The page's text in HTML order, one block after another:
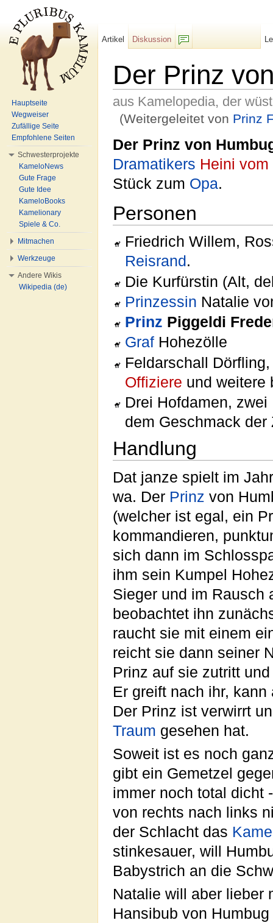
Der Prinz
aus Kamelopedia, der
(Weitergeleitet von Prinz
Der Prinz von
Dramatikers Heini
Stück zum Opa.
Personen
Friedrich Willem,
Reisrand .
Die Kurfürstin (Alt,
Prinzessin Natalie
Prinz Piggeldi
Graf Hohezölle
Feldarschall
Offiziere und
Drei Hofdamen, zwei
dem Geschmack der
Handlung
Dat janze spielt im
wa. Der Prinz von
(welcher ist egal, ein
kommandieren,
sich dann im
ihm sein Kumpel
Sieger und im
beobachtet ihn
raucht sie mit einem
reicht sie dann seiner
Prinz auf sie zutritt
Er greift nach ihr,
Der Prinz ist verwirrt
Traum gesehen hat.
Soweit ist es noch
gibt ein Gemetzel
immer noch total dicht
von rechts nach links
der Schlacht das
stinkesauer, will
Babystrich an die
Natalie will aber lieber
Hansibub von
Artikel
Diskussion
Hauptseite
Wegweiser
Zufällige Seite
Empfohlene Seiten
Schwesterprojekte
KameloNews
Gute Frage
Gute Idee
KameloBooks
Kamelionary
Spiele & Co.
Mitmachen
Werkzeuge
Andere Wikis
Wikipedia (de)